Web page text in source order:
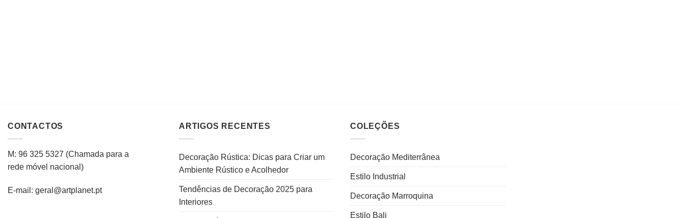
CONTACTOS
M: 96 325 5327 (Chamada para a
rede móvel nacional )
E-mail: geral@artplanet.pt
ARTIGOS RECENTES
Decoração Rústica: Dicas para Criar um
Ambiente Rústico e Acolhedor
Tendências de Decoração 2025 para
Interiores
COLEÇÕES
Decoração Mediterrânea
Estilo Industrial
Decoração Marroquina
Estilo Bali